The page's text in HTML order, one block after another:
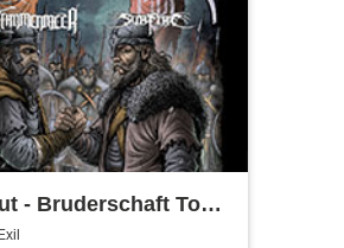
- Bruderschaft Tour